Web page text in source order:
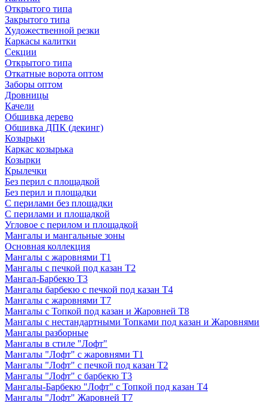
Открытого типа
Закрытого типа
Художественной резки
Каркасы калитки
Секции
Открытого типа
Откатные ворота оптом
Заборы оптом
Дровницы
Качели
Обшивка дерево
Обшивка ДПК (декинг)
Козырьки
Каркас козырька
Козырки
Крылечки
Без перил с площадкой
Без перил и площадки
С перилами без площадки
С перилами и площадкой
Угловое с перилом и площадкой
Мангалы и мангальные зоны
Основная коллекция
Мангалы с жаровнями Т1
Мангалы с печкой под казан Т2
Мангал-Барбекю Т3
Мангалы барбекю с печкой под казан Т4
Мангалы с жаровнями Т7
Мангалы с Топкой под казан и Жаровней Т8
Мангалы с нестандартными Топками под казан и Жаровнями
Мангалы разборные
Мангалы в стиле "Лофт"
Мангалы "Лофт" с жаровнями Т1
Мангалы "Лофт" с печкой под казан Т2
Мангалы "Лофт" с барбекю Т3
Мангалы-Барбекю "Лофт" с Топкой под казан Т4
Мангалы "Лофт" Жаровней Т7